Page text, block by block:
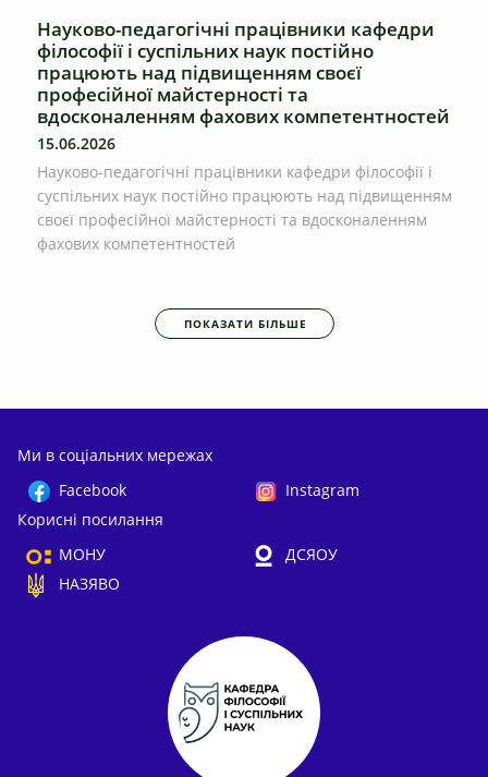
Науково-педагогічні працівники кафедри
філософії і суспільних наук постійно
працюють над підвищенням своєї
професійної майстерності та
вдосконаленням фахових компетентностей
15.06.2026
Науково-педагогічні працівники кафедри філософії і
суспільних наук постійно працюють над підвищенням
своєї професійної майстерності та вдосконаленням
фахових компетентностей
ПОКАЗАТИ БІЛЬШЕ
Ми в соціальних мережах
Facebook
Instagram
Корисні посилання
МОНУ
ДСЯОУ
НАЗЯВО